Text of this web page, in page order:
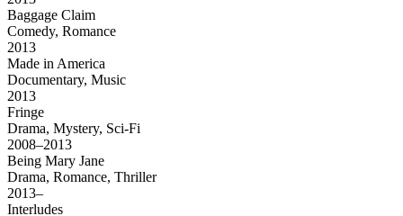
Baggage Claim
Comedy, Romance
2013
Made in America
Documentary, Music
2013
Fringe
Drama, Mystery, Sci-Fi
2008–2013
Being Mary Jane
Drama, Romance, Thriller
2013–
Interludes